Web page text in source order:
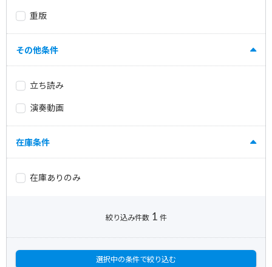
重版
その他条件
立ち読み
演奏動画
在庫条件
在庫ありのみ
絞り込み件数 1 件
選択中の条件で絞り込む